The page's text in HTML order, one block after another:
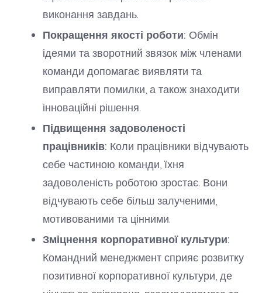
виконання завдань.
Покращення якості роботи: Обмін
ідеями та зворотний звязок між членами
команди допомагає виявляти та
виправляти помилки, а також знаходити
інноваційні рішення.
Підвищення задоволеності
працівників: Коли працівники відчувають
себе частиною команди, їхня
задоволеність роботою зростає. Вони
відчувають себе більш залученими,
мотивованими та цінними.
Зміцнення корпоративної культури:
Командний менеджмент сприяє розвитку
позитивної корпоративної культури, де